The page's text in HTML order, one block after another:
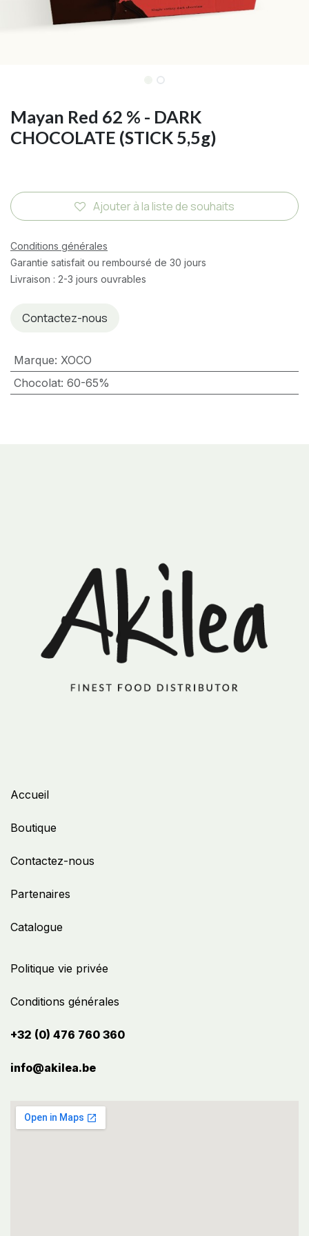
Mayan Red 62 % - DARK
CHOCOLATE (STICK 5,5g)
Ajouter à la liste de souhaits
Conditions générales
Garantie satisfait ou remboursé de 30 jours
Livraison : 2-3 jours ouvrables
Contactez-nous
Marque: XOCO
Chocolat: 60-65%
Politique vie privée
Conditions générales
+32 (0) 476 760 360
info@akilea.be​
Accueil
Boutique
Contactez-nous
Partenaires
Catalogue